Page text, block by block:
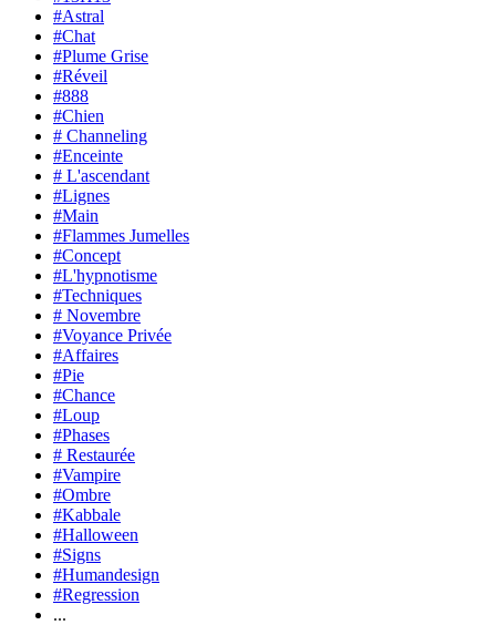
#Astral
#Chat
#Plume Grise
#Réveil
#888
#Chien
# Channeling
#Enceinte
# L'ascendant
#Lignes
#Main
#Flammes Jumelles
#Concept
#L'hypnotisme
#Techniques
# Novembre
#Voyance Privée
#Affaires
#Pie
#Chance
#Loup
#Phases
# Restaurée
#Vampire
#Ombre
#Kabbale
#Halloween
#Signs
#Humandesign
#Regression
...